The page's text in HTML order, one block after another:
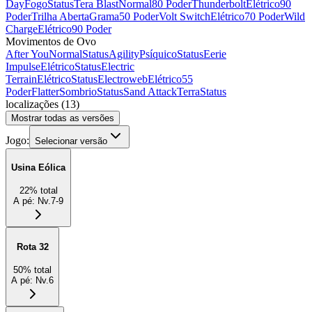
DayFogoStatusTera BlastNormal80 PoderThunderboltElétrico90
PoderTrilha AbertaGrama50 PoderVolt SwitchElétrico70 PoderWild
ChargeElétrico90 Poder
Movimentos de Ovo
After YouNormalStatusAgilityPsíquicoStatusEerie
ImpulseElétricoStatusElectric
TerrainElétricoStatusElectrowebElétrico55
PoderFlatterSombrioStatusSand AttackTerraStatus
localizações (13)
Mostrar todas as versões
Jogo: Selecionar versão
Usina Eólica
22% total
A pé: Nv.7-9
Rota 32
50% total
A pé: Nv.6